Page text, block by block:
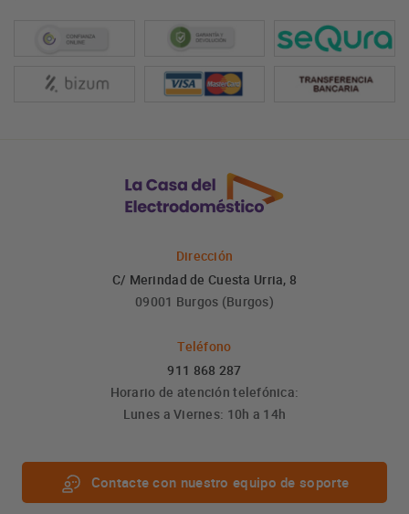
Dirección
C/ Merindad de Cuesta Urria, 8
09001 Burgos (Burgos)
Teléfono
911 868 287
Horario de atención telefónica:
Lunes a Viernes: 10h a 14h
Contacte con nuestro equipo de soporte